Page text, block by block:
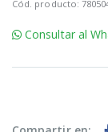
Cód. producto:
Consultar al